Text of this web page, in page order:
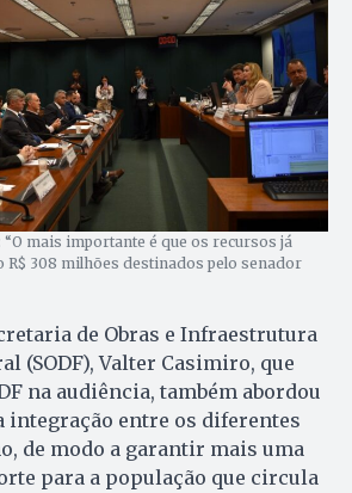
mais importante é que os recursos já
R$ 308 milhões destinados pelo senador
de Obras e Infraestrutura
(SODF), Valter Casimiro, que
na audiência, também abordou
integração entre os diferentes
de modo a garantir mais uma
para a população que circula